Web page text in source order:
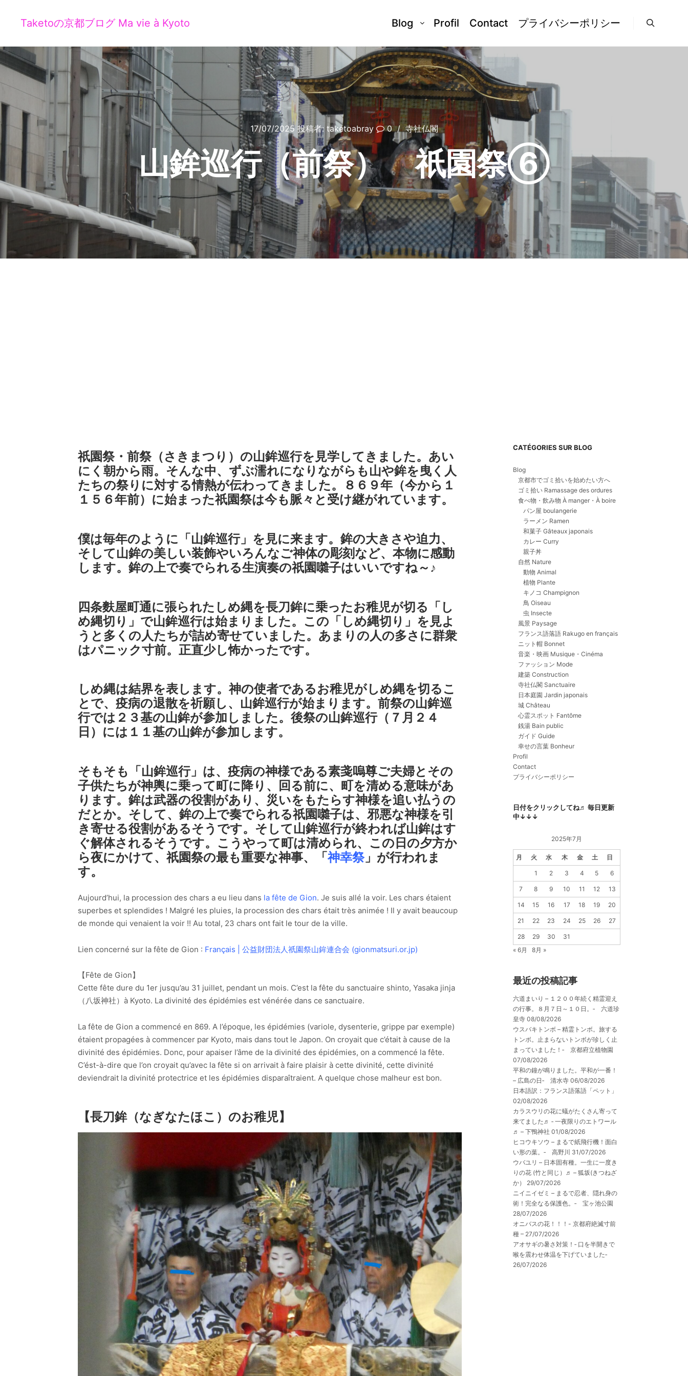
Taketoの京都ブログ Ma vie à Kyoto Blog Profil Contact プライバシーポリシー
17/07/2025投稿者: taketoabray 0 寺社仏閣
山鉾巡行（前祭） 祇園祭⑥
祇園祭・前祭（さきまつり）の山鉾巡行を見学してきました。あい
にく朝から雨。そんな中、ずぶ濡れになりながらも山や鉾を曳く人
たちの祭りに対する情熱が伝わってきました。８６９年（今から１
１５６年前）に始まった祇園祭は今も脈々と受け継がれています。
僕は毎年のように「山鉾巡行」を見に来ます。鉾の大きさや迫力、
そして山鉾の美しい装飾やいろんなご神体の彫刻など、本物に感動
します。鉾の上で奏でられる生演奏の祇園囃子はいいですね～♪
四条麩屋町通に張られたしめ縄を長刀鉾に乗ったお稚児が切る「し
め縄切り」で山鉾巡行は始まりました。この「しめ縄切り」を見よ
うと多くの人たちが詰め寄せていました。あまりの人の多さに群衆
はパニック寸前。正直少し怖かったです。
しめ縄は結界を表します。神の使者であるお稚児がしめ縄を切るこ
とで、疫病の退散を祈願し、山鉾巡行が始まります。前祭の山鉾巡
行では２３基の山鉾が参加しました。後祭の山鉾巡行（７月２４
日）には１１基の山鉾が参加します。
そもそも「山鉾巡行」は、疫病の神様である素戔嗚尊ご夫婦とその
子供たちが神輿に乗って町に降り、回る前に、町を清める意味があ
ります。鉾は武器の役割があり、災いをもたらす神様を追い払うの
だとか。そして、鉾の上で奏でられる祇園囃子は、邪悪な神様を引
き寄せる役割があるそうです。そして山鉾巡行が終われば山鉾はす
ぐ解体されるそうです。こうやって町は清められ、この日の夕方か
ら夜にかけて、祇園祭の最も重要な神事、「神幸祭」が行われま
す。
Aujourd’hui, la procession des chars a eu lieu dans la fête de Gion. Je suis allé la voir. Les chars étaient
superbes et splendides ! Malgré les pluies, la procession des chars était très animée ! Il y avait beaucoup
de monde qui venaient la voir !! Au total, 23 chars ont fait le tour de la ville.
Lien concerné sur la fête de Gion : Français | 公益財団法人祇園祭山鉾連合会 (gionmatsuri.or.jp)
【Fête de Gion】
Cette fête dure du 1er jusqu’au 31 juillet, pendant un mois. C’est la fête du sanctuaire shinto, Yasaka jinja
（八坂神社）à Kyoto. La divinité des épidémies est vénérée dans ce sanctuaire.
La fête de Gion a commencé en 869. A l’époque, les épidémies (variole, dysenterie, grippe par exemple)
étaient propagées à commencer par Kyoto, mais dans tout le Japon. On croyait que c’était à cause de la
divinité des épidémies. Donc, pour apaiser l’âme de la divinité des épidémies, on a commencé la fête.
C’ést-à-dire que l’on croyait qu’avec la fête si on arrivait à faire plaisir à cette divinité, cette divinité
deviendrait la divinité protectrice et les épidémies disparaîtraient. A quelque chose malheur est bon.
【長刀鉾（なぎなたほこ）のお稚児】
CATÉGORIES SUR BLOG
Blog
京都市でゴミ拾いを始めたい方へ
ゴミ拾い Ramassage des ordures
食べ物・飲み物 À manger・À boire
パン屋 boulangerie
ラーメン Ramen
和菓子 Gâteaux japonais
カレー Curry
親子丼
自然 Nature
動物 Animal
植物 Plante
キノコ Champignon
鳥 Oiseau
虫 Insecte
風景 Paysage
フランス語落語 Rakugo en français
ニット帽 Bonnet
音楽・映画 Musique・Cinéma
ファッション Mode
建築 Construction
寺社仏閣 Sanctuaire
日本庭園 Jardin japonais
城 Château
心霊スポット Fantôme
銭湯 Bain public
ガイド Guide
幸せの言葉 Bonheur
Profil
Contact
プライバシーポリシー
日付をクリックしてね♬ 毎日更新
中↓↓↓
2025年7月
月 火 水 木 金 土 日
1 2 3 4 5 6
7 8 9 10 11 12 13
14 15 16 17 18 19 20
21 22 23 24 25 26 27
28 29 30
31
« 6月
8月 »
最近の投稿記事
六道まいり – １２００年続く精霊迎え
の行事。８月７日～１０日。‐ 六道珍
皇寺 08/08/2026
ウスバキトンボ – 精霊トンボ。旅する
トンボ。止まらないトンボが珍しく止
まっていました！‐ 京都府立植物園
07/08/2026
平和の鐘が鳴りました。平和が一番！
– 広島の日‐ 清水寺 06/08/2026
日本語訳：フランス語落語「ペット」
02/08/2026
カラスウリの花に蟻がたくさん寄って
来てました♬ ‐ 一夜限りのエトワール
♬ – 下鴨神社 01/08/2026
ヒコウキソウ – まるで紙飛行機！面白
い形の葉。‐ 高野川 31/07/2026
ウバユリ – 日本固有種。一生に一度き
りの花 (竹と同じ）♬ – 狐坂(きつねざ
か）
29/07/2026
ニイニイゼミ – まるで忍者、隠れ身の
術！完全なる保護色。‐ 宝ヶ池公園
28/07/2026
オニバスの花！！！- 京都府絶滅寸前
種 – 27/07/2026
アオサギの暑さ対策！‐ 口を半開きで
喉を震わせ体温を下げていました‐
26/07/2026